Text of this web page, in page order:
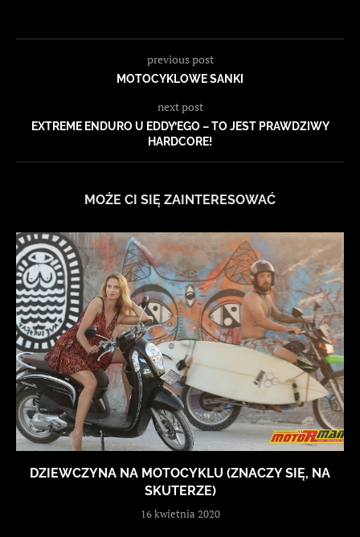
previous post
MOTOCYKLOWE SANKI
next post
EXTREME ENDURO U EDDY’EGO – TO JEST PRAWDZIWY
HARDCORE!
MOŻE CI SIĘ ZAINTERESOWAĆ
DZIEWCZYNA NA MOTOCYKLU (ZNACZY SIĘ, NA
SKUTERZE)
16 kwietnia 2020